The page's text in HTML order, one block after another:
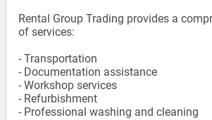
Rental Group Trading provides a
of services:
- Transportation
- Documentation assistance
- Workshop services
- Refurbishment
- Professional washing and cleaning